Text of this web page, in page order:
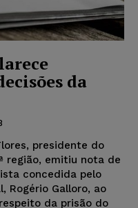
da
presidente do
região, emitiu nota de
concedida pelo
Rogério Galloro, ao
da prisão do